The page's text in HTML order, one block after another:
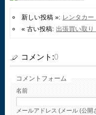
新しい投稿 »: レンタカ
« 古い投稿: 出張買い取
コメント:0
コメントフォーム
名前
メールアドレス (メール (公開